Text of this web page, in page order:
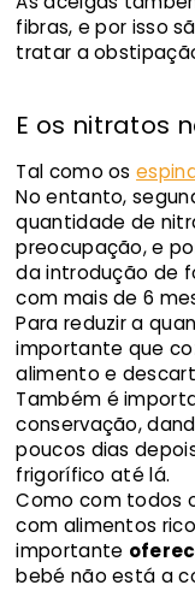
fibras, e por isso
tratar a
E os nitratos
Tal como os
No entanto,
quantidade de
preocupação, e
da introdução de
com mais de 6
Para reduzir a
importante que
alimento e
Também é
conservação,
poucos dias
frigorífico até lá.
Como com todos
com alimentos
importante
bebé não está a